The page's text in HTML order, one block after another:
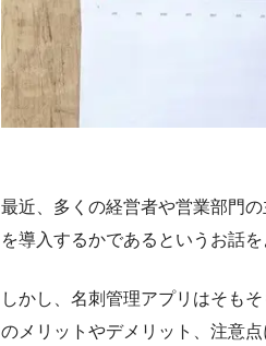
最近、多くの経営者や営業部門
を導入するかであるというお話を
しかし、名刺管理アプリはそも
のメリットやデメリット、注意